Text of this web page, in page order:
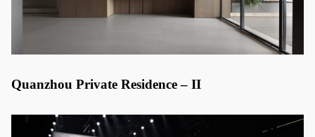
Quanzhou Private Residence – II